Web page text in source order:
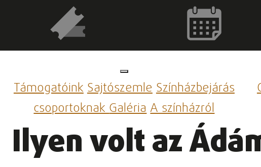
TámogatóinkSajtószemleSzínházbejárás
csoportoknakGalériaA színházról
Ilyen volt az